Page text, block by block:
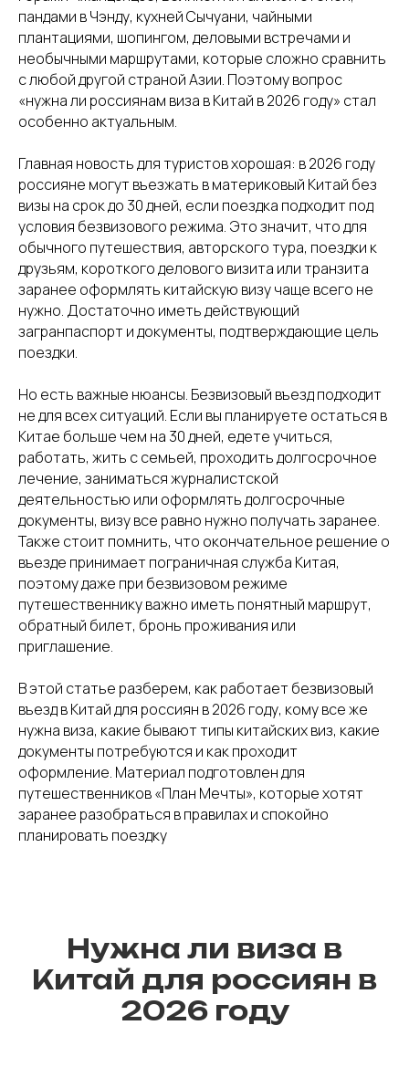
пандами в Чэнду, кухней Сычуани, чайными
плантациями, шопингом, деловыми встречами и
необычными маршрутами, которые сложно сравнить
с любой другой страной Азии. Поэтому вопрос
«нужна ли россиянам виза в Китай в 2026 году» стал
особенно актуальным.
Главная новость для туристов хорошая: в 2026 году
россияне могут въезжать в материковый Китай без
визы на срок до 30 дней, если поездка подходит под
условия безвизового режима. Это значит, что для
обычного путешествия, авторского тура, поездки к
друзьям, короткого делового визита или транзита
заранее оформлять китайскую визу чаще всего не
нужно. Достаточно иметь действующий
загранпаспорт и документы, подтверждающие цель
поездки.
Но есть важные нюансы. Безвизовый въезд подходит
не для всех ситуаций. Если вы планируете остаться в
Китае больше чем на 30 дней, едете учиться,
работать, жить с семьей, проходить долгосрочное
лечение, заниматься журналистской
деятельностью или оформлять долгосрочные
документы, визу все равно нужно получать заранее.
Также стоит помнить, что окончательное решение о
въезде принимает пограничная служба Китая,
поэтому даже при безвизовом режиме
путешественнику важно иметь понятный маршрут,
обратный билет, бронь проживания или
приглашение.
В этой статье разберем, как работает безвизовый
въезд в Китай для россиян в 2026 году, кому все же
нужна виза, какие бывают типы китайских виз, какие
документы потребуются и как проходит
оформление. Материал подготовлен для
путешественников «План Мечты», которые хотят
заранее разобраться в правилах и спокойно
планировать поездку
Нужна ли виза в
Китай для россиян в
2026 году